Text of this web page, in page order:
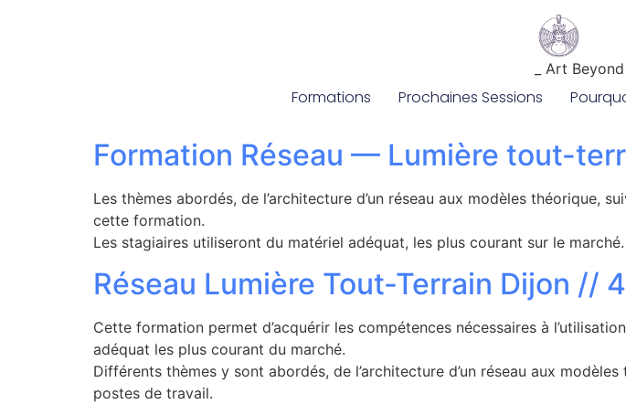
_ Art Beyond
Formations Prochaines Sessions
Formation Réseau — Lumière tout-
Les thèmes abordés, de l’architecture d’un réseau aux modèles
cette formation.
Les stagiaires utiliseront du matériel adéquat, les plus courant sur le marché.
Réseau Lumière Tout-Terrain Dijon //
Cette formation permet d’acquérir les compétences nécessaires à
adéquat les plus courant du marché.
Différents thèmes y sont abordés, de l’architecture d’un réseau aux
postes de travail.